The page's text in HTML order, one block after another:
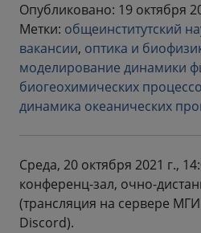
Опубликовано: 19 октября
Метки: общеинститутский
вакансии, оптика и
моделирование динамики
биогеохимических
динамика океанических
Среда, 20 октября 2021 г.,
конференц-зал, очно-
(трансляция на сервере
Discord).